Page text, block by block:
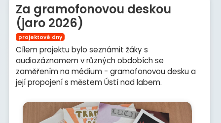
Za gramofonovou deskou
(jaro 2026)
projektové dny
Cílem projektu bylo seznámit žáky s
audiozáznamem v různých obdobích se
zaměřením na médium - gramofonovou desku a
její propojení s městem Ústí nad labem.